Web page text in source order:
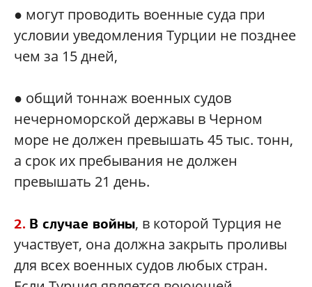
● могут проводить военные суда при
условии уведомления Турции не позднее
чем за 15 дней,
● общий тоннаж военных судов
нечерноморской державы в Черном
море не должен превышать 45 тыс. тонн,
а срок их пребывания не должен
превышать 21 день.
2. В случае войны, в которой Турция не
участвует, она должна закрыть проливы
для всех военных судов любых стран.